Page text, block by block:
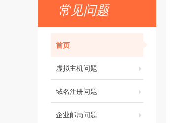
常见问题
首页
虚拟主机问题
域名注册问题
企业邮局问题